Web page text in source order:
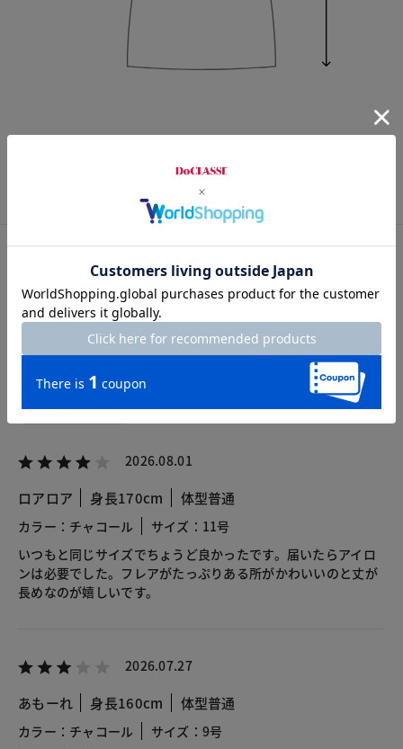
9号
カスタマーレビュー
総合評価
3.6 38レビュー
2026.08.01
ロアロア 身長170cm 体型普通
カラー：チャコール
サイズ：11号
いつもと同じサイズでちょうど良かったです。届いたらアイロ
ンは必要でした。フレアがたっぷりある所がかわいいのと丈が
長めなのが嬉しいです。
2026.07.27
あもーれ 身長160cm 体型普通
カラー：チャコール
サイズ：9号